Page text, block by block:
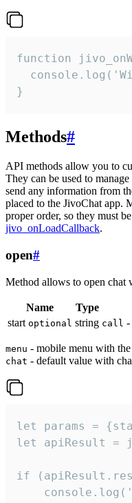
function
}
Methods#
API methods allow you to
They can be used to
send any information from
placed to the JivoChat app.
proper order, so they must
jivo_onLoadCallback.
open#
Method allows to open chat
Name Type
start optional string call -
menu - mobile menu with
chat - default value with
let params =
let apiResult =
if